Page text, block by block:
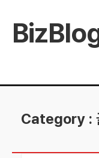
Category :